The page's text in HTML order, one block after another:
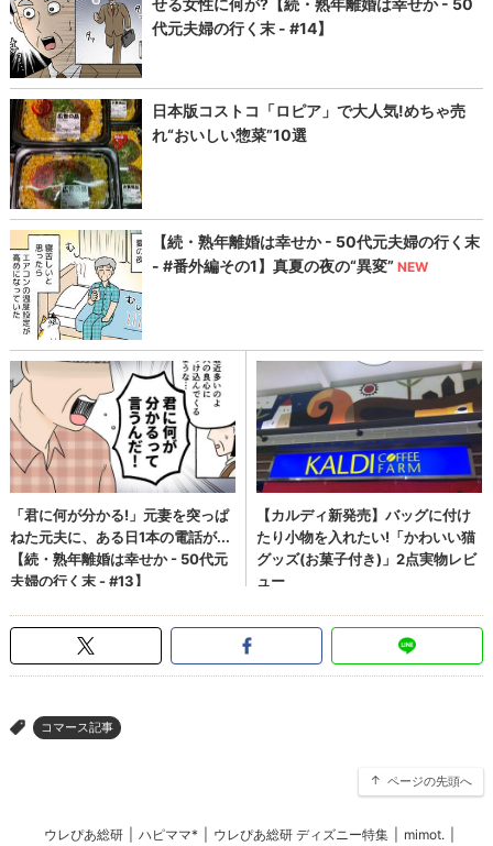
> コマース記事
ページの先頭へ
ウレぴあ総研 ハピママ* ウレぴあ総研 ディズニー特集 mimot.